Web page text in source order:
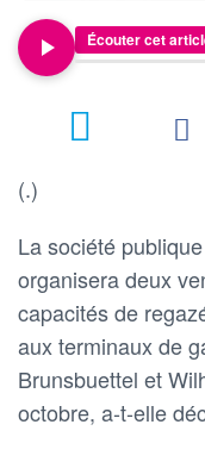
Écouter cet
(.)
La société
organisera deux
capacités de
aux terminaux de
Brunsbuettel et
octobre, a-t-elle